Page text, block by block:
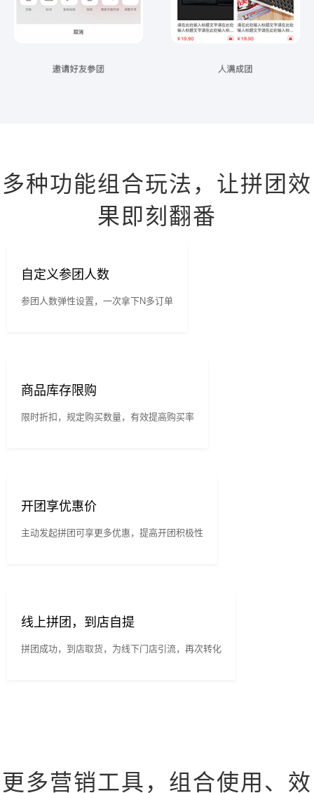
多种功能组合玩法，让拼团效
果即刻翻番
自定义参团人数
参团人数弹性设置，一次拿下N多订单
商品库存限购
限时折扣，规定购买数量，有效提高购买率
开团享优惠价
主动发起拼团可享更多优惠，提高开团积极性
线上拼团，到店自提
拼团成功，到店取货，为线下门店引流，再次转化
更多营销工具，组合使用、效